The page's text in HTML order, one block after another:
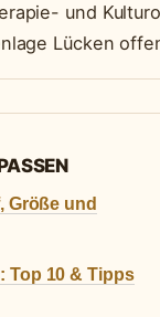
und
Lücken
Größe und
Top 10 & Tipps